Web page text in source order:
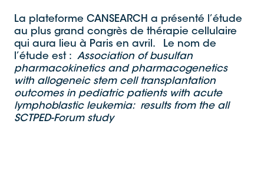
La plateforme CANSEARCH a présenté l’étude
au plus grand congrès de thérapie cellulaire
qui aura lieu à Paris en avril. Le nom de
l’étude est : Association of busulfan
pharmacokinetics and pharmacogenetics
with allogeneic stem cell transplantation
outcomes in pediatric patients with acute
lymphoblastic leukemia: results from the all
SCTPED-Forum study